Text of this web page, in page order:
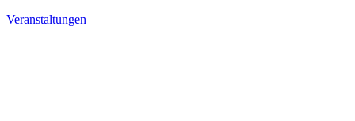
Veranstaltungen